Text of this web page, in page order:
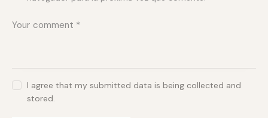
I agree that my submitted data is being collected and
stored.